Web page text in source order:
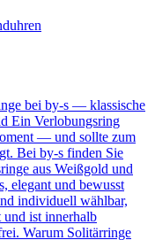
bei by-s — klassische
Ein Verlobungsring
— und sollte zum
Bei by-s finden Sie
aus Weißgold und
elegant und bewusst
individuell wählbar,
und ist innerhalb
Warum Solitärringe